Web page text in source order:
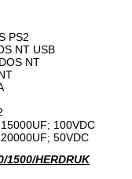
PS2
NT USB
NT
100VDC
50VDC
1500/HERDRUK